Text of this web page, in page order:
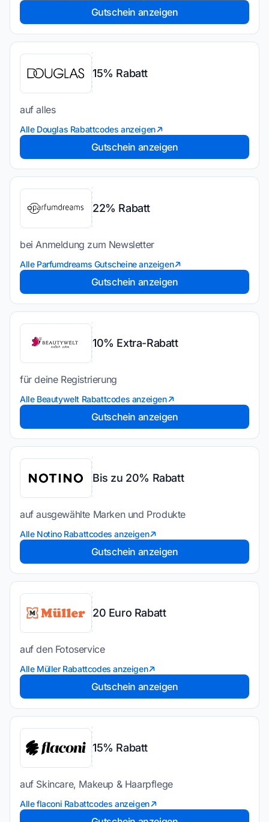
Gutschein anzeigen
15% Rabatt
auf alles
Alle Douglas Rabattcodes anzeigen
Gutschein anzeigen
22% Rabatt
bei Anmeldung zum Newsletter
Alle Parfumdreams Gutscheine anzeigen
Gutschein anzeigen
10% Extra-Rabatt
für deine Registrierung
Alle Beautywelt Rabattcodes anzeigen
Gutschein anzeigen
Bis zu 20% Rabatt
auf ausgewählte Marken und Produkte
Alle Notino Rabattcodes anzeigen
Gutschein anzeigen
20 Euro Rabatt
auf den Fotoservice
Alle Müller Rabattcodes anzeigen
Gutschein anzeigen
15% Rabatt
auf Skincare, Makeup & Haarpflege
Alle flaconi Rabattcodes anzeigen